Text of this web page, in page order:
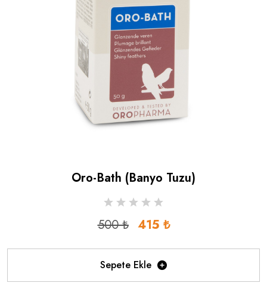
Oro-Bath (banyo Tuzu)
500 ₺ 415 ₺
Sepete Ekle